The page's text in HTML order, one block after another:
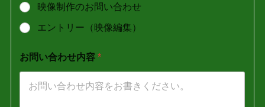
映像制作のお問い合わせ
エントリー（映像編集）
お問い合わせ内容*